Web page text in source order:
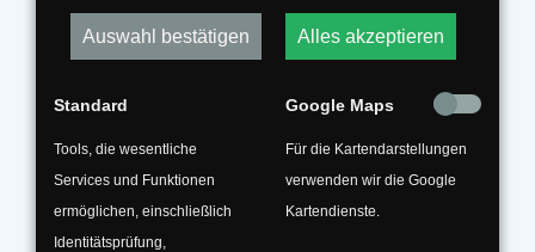
dabei garantiert auch an die Umwelt. Das
sollten Sie auch tun, wenn Sie Ihrem alten
Als zertifizierter Fachbetrieb für die PKW-
Entsorgung unterstützt Sie Struck Recycling
dabei, ein gutes Gewissen zu behalten und
hilft ihnen bei der Autoverwertung rund um
Celle und Umgebung.
Auswahl bestätigen Alles akzeptieren
Standard
Tools, die wesentliche
Services und Funktionen
ermöglichen, einschließlich
Identitätsprüfung,
Google Maps
Für die Kartendarstellungen
verwenden wir die Google
Kartendienste.